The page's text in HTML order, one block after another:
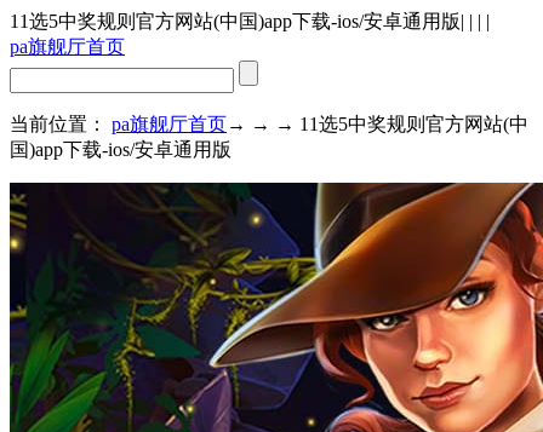
11选5中奖规则官方网站(中国)app下载-ios/安卓通用版| | | |
pa旗舰厅首页
当前位置： pa旗舰厅首页→ → → 11选5中奖规则官方网站(中
国)app下载-ios/安卓通用版